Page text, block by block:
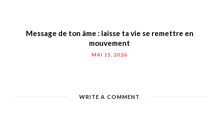
Message de ton âme : laisse ta vie se remettre en
mouvement
MAI 15, 2026
WRITE A COMMENT